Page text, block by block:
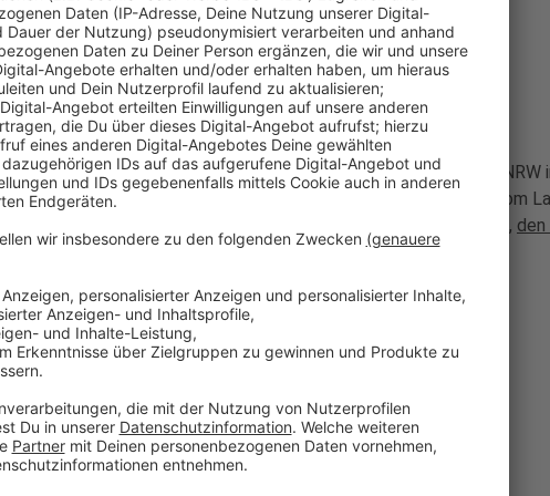
Abstimmung
Anzeige
Verliehen wird die Auszeichnung für sportliche Höchstleistung in NRW
Kategorien. Vergeben wird der Preis vom Landessportbund und vom
können dafür bis Anfang November für ihren Favoriten abstimmen, den
Die Preisverleihung folgt Ende November.
Anzeige
Weitere Meldungen aus unserer Stadt
Anzeige